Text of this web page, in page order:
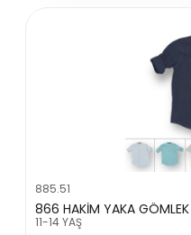
885.51
866 HAKİM YAKA GÖMLEK
11-14 YAŞ